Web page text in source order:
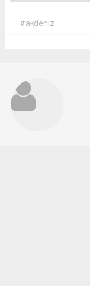
#akdeniz